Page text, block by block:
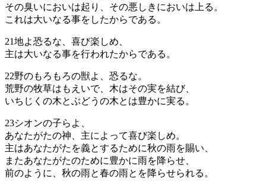
その臭いにおいは起り、その悪しきにおいは上る。
これは大いなる事をしたからである。
21地よ恐るな、喜び楽しめ、
主は大いなる事を行われたからである。
22野のもろもろの獣よ、恐るな。
荒野の牧草はもえいで、木はその実を結び、
いちじくの木とぶどうの木とは豊かに実る。
23シオンの子らよ、
あなたがたの神、主によって喜び楽しめ。
主はあなたがたを義とするために秋の雨を賜い、
またあなたがたのために豊かに雨を降らせ、
前のように、秋の雨と春の雨とを降らせられる。